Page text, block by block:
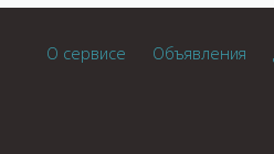
О сервисе Объявления